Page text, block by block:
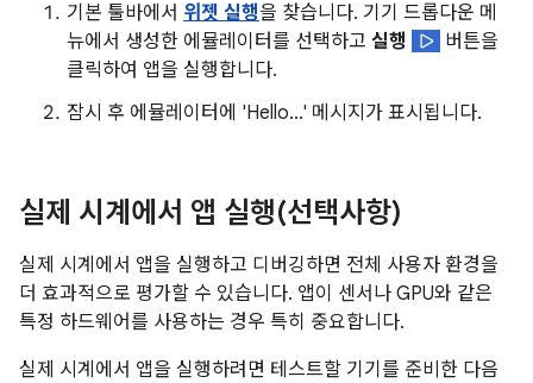
기본 툴바에서 위젯 실행을 찾습니다. 기기 드롭다운 메
뉴에서 생성한 에뮬레이터를 선택하고 실행
버튼을
클릭하여 앱을 실행합니다.
잠시 후 에뮬레이터에 'Hello...' 메시지가 표시됩니다.
실제 시계에서 앱 실행(선택사항)
실제 시계에서 앱을 실행하고 디버깅하면 전체 사용자 환경을
더 효과적으로 평가할 수 있습니다. 앱이 센서나 GPU와 같은
특정 하드웨어를 사용하는 경우 특히 중요합니다.
실제 시계에서 앱을 실행하려면 테스트할 기기를 준비한 다음